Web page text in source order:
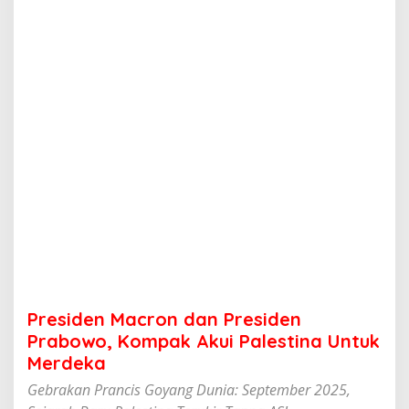
o
w
o
K
o
Presiden Macron dan Presiden
Prabowo, Kompak Akui Palestina Untuk
Merdeka
Gebrakan Prancis Goyang Dunia: September 2025,